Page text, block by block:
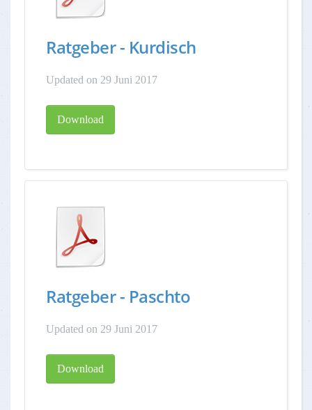
Ratgeber - Kurdisch
Updated on 29 Juni 2017
Download
Ratgeber - Paschto
Updated on 29 Juni 2017
Download